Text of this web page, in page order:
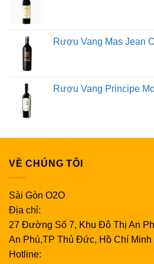
thể cải thiện đáng kể trải
Ly rượu vang đỏ: Vang đỏ tốt
ly rượu vang có vành rộng và ly
Ly rượu trắng: Ly rượu trắng
chữ U của nó giữ cho rượu
Ly rượu vang hồng: Uống một
độ thấp bằng ly rượu có
ngắn và nhỏ để tăng hương
Champagne cần một chiếc ly
hoặc vừa phải. Loại ly rượu
rượu vang sủi bọt của bạn
Uống ở nhiệt độ thích hợp
Rượu vang đỏ: Phục vụ hầu
từ 13 đến 18 độ C. Để làm
vào thùng đá hoặc tủ đá trong
Rượu Vang Mas Jean
Rượu Vang Principe
VỀ CHÚNG TÔI
Sài Gòn O2O
Địa chỉ:
27 Đường Số 7, Khu Đô Thị An
An Phú,TP Thủ Đức, Hồ Chí Minh
Hotline: